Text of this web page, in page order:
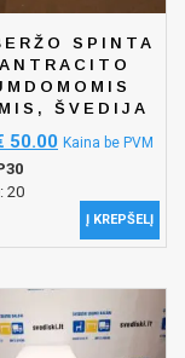
SPINTA
ŠVEDIJA
50.00 Kaina be PVM
20
Į KREPŠELĮ